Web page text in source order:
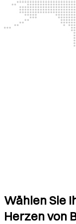
Wählen Sie
Herzen von